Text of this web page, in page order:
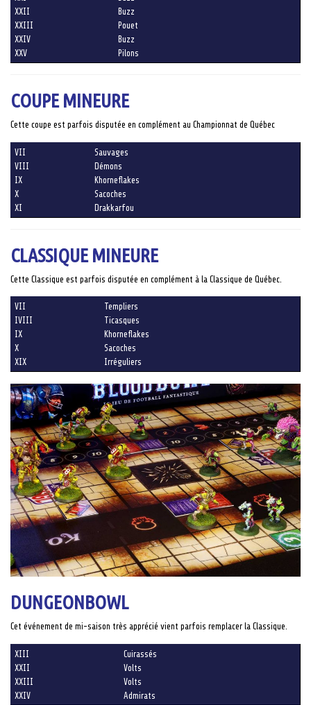
XXII
Buzz
XXIII
Pouet
XXIV
Buzz
XXV
Pilons
COUPE MINEURE
Cette coupe est parfois disputée en complément au Championnat de Québec
VII
Sauvages
VIII
Démons
IX
Khorneflakes
X
Sacoches
XI
Drakkarfou
CLASSIQUE MINEURE
Cette Classique est parfois disputée en complément à la Classique de Québec.
VII
Templiers
IVIII
Ticasques
IX
Khorneflakes
X
Sacoches
XIX
Irréguliers
DUNGEONBOWL
Cet événement de mi-saison très apprécié vient parfois remplacer la Classique.
XIII
Cuirassés
XXII
Volts
XXIII
Volts
XXIV
Admirats